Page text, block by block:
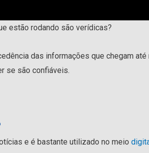
estão rodando são verídicas?
das informações que chegam
se são confiáveis.
e é bastante utilizado no meio